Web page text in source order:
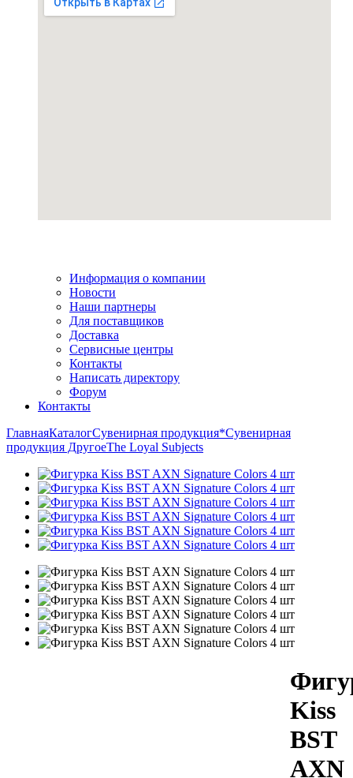
Информация о компании
Новости
Наши партнеры
Для поставщиков
Доставка
Сервисные центры
Контакты
Написать директору
Форум
Контакты
ГлавнаяКаталогСувенирная продукция*Сувенирная
продукция ДругоеThe Loyal Subjects
Kiss
BST
AXN